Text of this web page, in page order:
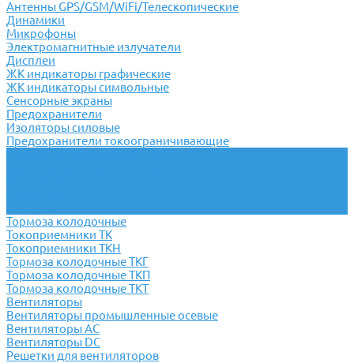
Антенны GPS/GSM/WiFi/Телескопические
Динамики
Микрофоны
Электромагнитные излучатели
Дисплеи
ЖК индикаторы графические
ЖК индикаторы символьные
Сенсорные экраны
Предохранители
Изоляторы силовые
Предохранители токоограничивающие
Тормоза колодочные
Токоприемники ТК
Токоприемники ТКН
Тормоза колодочные ТКГ
Тормоза колодочные ТКП
Тормоза колодочные ТКТ
Вентиляторы
Вентиляторы промышленные осевые
Вентиляторы АС
Вентиляторы DC
Решетки для вентиляторов